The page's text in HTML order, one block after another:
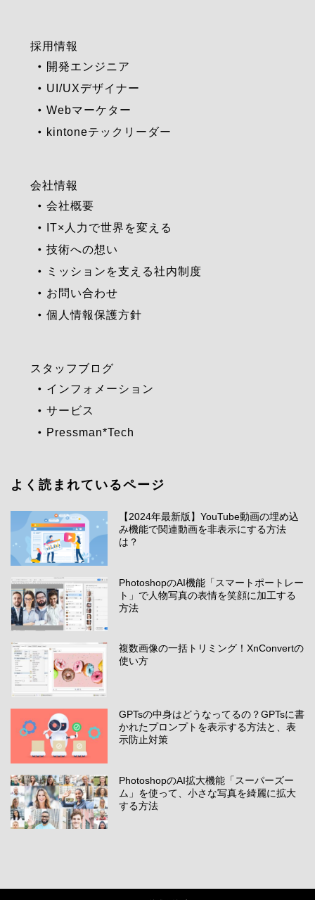
採用情報
開発エンジニア
UI/UXデザイナー
Webマーケター
kintoneテックリーダー
会社情報
会社概要
IT×人力で世界を変える
技術への想い
ミッションを支える社内制度
お問い合わせ
個人情報保護方針
スタッフブログ
インフォメーション
サービス
Pressman*Tech
よく読まれているページ
【2024年最新版】YouTube動画の埋め込
み機能で関連動画を非表示にする方法
は？
PhotoshopのAI機能「スマートポートレー
ト」で人物写真の表情を笑顔に加工する
方法
複数画像の一括トリミング！XnConvertの
使い方
GPTsの中身はどうなってるの？GPTsに書
かれたプロンプトを表示する方法と、表
示防止対策
PhotoshopのAI拡大機能「スーパーズー
ム」を使って、小さな写真を綺麗に拡大
する方法